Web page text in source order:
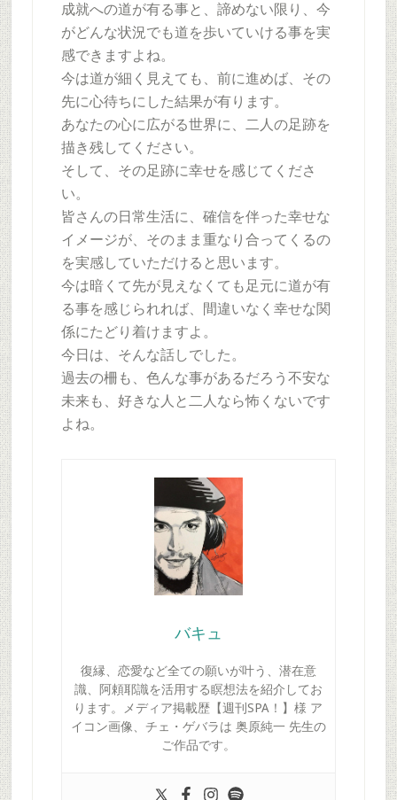
成就への道が有る事と、諦めない限り、今
がどんな状況でも道を歩いていける事を実
感できますよね。
今は道が細く見えても、前に進めば、その
先に心待ちにした結果が有ります。
あなたの心に広がる世界に、二人の足跡を
描き残してください。
そして、その足跡に幸せを感じてくださ
い。
皆さんの日常生活に、確信を伴った幸せな
イメージが、そのまま重なり合ってくるの
を実感していただけると思います。
今は暗くて先が見えなくても足元に道が有
る事を感じられれば、間違いなく幸せな関
係にたどり着けますよ。
今日は、そんな話しでした。
過去の柵も、色んな事があるだろう不安な
未来も、好きな人と二人なら怖くないです
よね。
バキュ
復縁、恋愛など全ての願いが叶う、潜在意
識、阿頼耶識を活用する瞑想法を紹介してお
ります。メディア掲載歴【週刊SPA！】様 ア
イコン画像、チェ・ゲバラは 奥原純一 先生の
ご作品です。